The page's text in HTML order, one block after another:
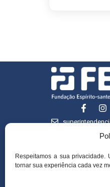
Respeitamos a sua
tornar sua experiência cada vez